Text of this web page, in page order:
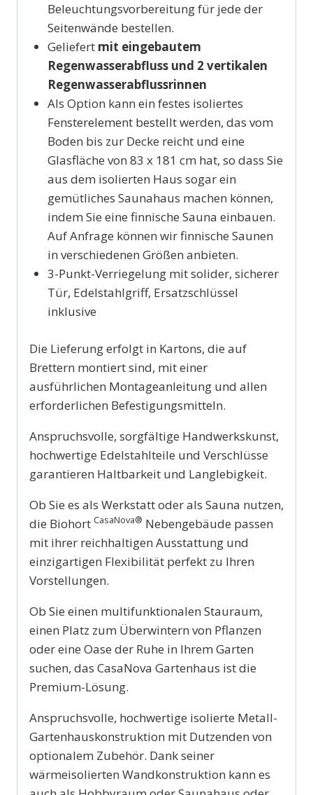
Beleuchtungsvorbereitung für jede der
Seitenwände bestellen.
Geliefert mit eingebautem
Regenwasserabfluss und 2 vertikalen
Regenwasserabflussrinnen
Als Option kann ein festes isoliertes
Fensterelement bestellt werden, das vom
Boden bis zur Decke reicht und eine
Glasfläche von 83 x 181 cm hat, so dass Sie
aus dem isolierten Haus sogar ein
gemütliches Saunahaus machen können,
indem Sie eine finnische Sauna einbauen.
Auf Anfrage können wir finnische Saunen
in verschiedenen Größen anbieten.
3-Punkt-Verriegelung mit solider, sicherer
Tür, Edelstahlgriff, Ersatzschlüssel
inklusive
Die Lieferung erfolgt in Kartons, die auf
Brettern montiert sind, mit einer
ausführlichen Montageanleitung und allen
erforderlichen Befestigungsmitteln.
Anspruchsvolle, sorgfältige Handwerkskunst,
hochwertige Edelstahlteile und Verschlüsse
garantieren Haltbarkeit und Langlebigkeit.
Ob Sie es als Werkstatt oder als Sauna nutzen,
die Biohort CasaNova® Nebengebäude passen
mit ihrer reichhaltigen Ausstattung und
einzigartigen Flexibilität perfekt zu Ihren
Vorstellungen.
Ob Sie einen multifunktionalen Stauraum,
einen Platz zum Überwintern von Pflanzen
oder eine Oase der Ruhe in Ihrem Garten
suchen, das CasaNova Gartenhaus ist die
Premium-Lösung.
Anspruchsvolle, hochwertige isolierte Metall-
Gartenhauskonstruktion mit Dutzenden von
optionalem Zubehör. Dank seiner
wärmeisolierten Wandkonstruktion kann es